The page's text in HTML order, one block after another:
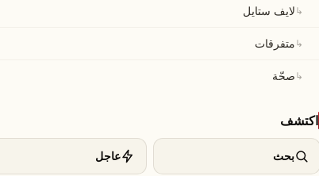
↳لايف ستايل
↳متفرقات
↳صحّة
اكتشف
بحث عاجل